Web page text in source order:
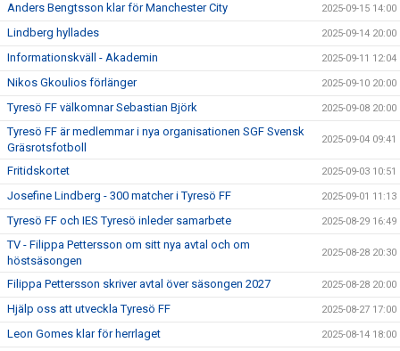
Anders Bengtsson klar för Manchester City 2025-09-15 14:00
Lindberg hyllades 2025-09-14 20:00
Informationskväll - Akademin 2025-09-11 12:04
Nikos Gkoulios förlänger 2025-09-10 20:00
Tyresö FF välkomnar Sebastian Björk 2025-09-08 20:00
Tyresö FF är medlemmar i nya organisationen SGF Svensk
Gräsrotsfotboll
2025-09-04 09:41
Fritidskortet 2025-09-03 10:51
Josefine Lindberg - 300 matcher i Tyresö FF 2025-09-01 11:13
Tyresö FF och IES Tyresö inleder samarbete 2025-08-29 16:49
TV - Filippa Pettersson om sitt nya avtal och om
höstsäsongen
2025-08-28 20:30
Filippa Pettersson skriver avtal över säsongen 2027 2025-08-28 20:00
Hjälp oss att utveckla Tyresö FF 2025-08-27 17:00
Leon Gomes klar för herrlaget 2025-08-14 18:00